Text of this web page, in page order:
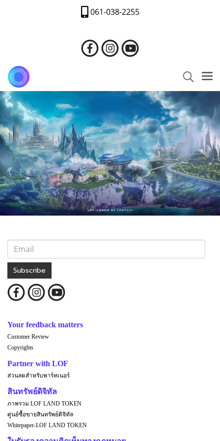
061-038-2255
Subscribe
Your feedback matters
Customer Review
Copyrights
Partner with LOF
ส่วนลดสำหรับพาร์ทเนอร์
สินทรัพย์ดิจิทัล
ภาพรวม LOF LAND TOKEN
ศูนย์ซื้อขายสินทรัพย์ดิจิทัล
Whitepaper-LOF LAND TOKEN